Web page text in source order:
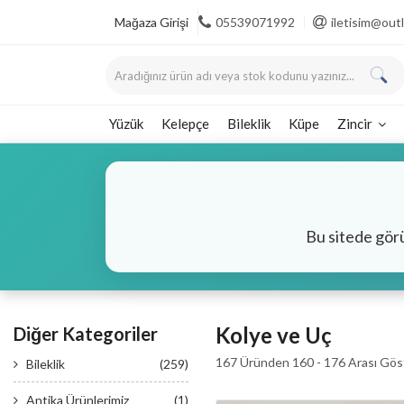
Mağaza Girişi 05539071992
Yüzük Kelepçe Bileklik Küpe Zincir
Bu sitede
Diğer Kategoriler
Bileklik (259)
Antika Ürünlerimiz (1)
Kolye ve Uç
167 Üründen 160 - 176 Arası